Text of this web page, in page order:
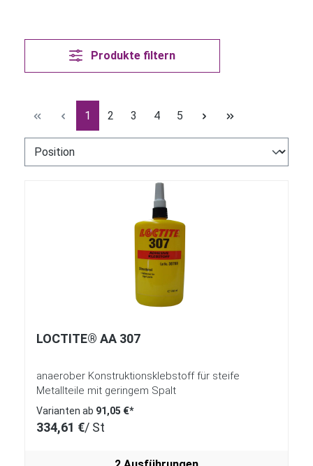
Produkte filtern
Seite
1 Seite
2 Seite
3 Seite
4 Seite
5
LOCTITE® AA 307
anaerober Konstruktionsklebstoff für steife
Metallteile mit geringem Spalt
Varianten ab 91,05 €*
334,61 €/ St